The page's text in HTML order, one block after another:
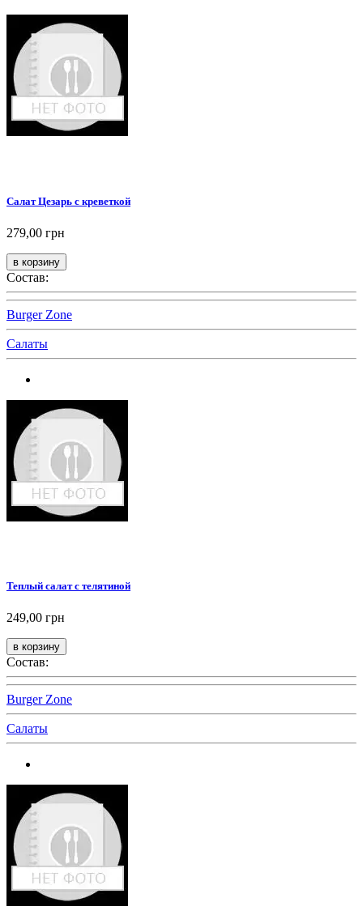
Салат Цезарь с креветкой
279,00 грн
Состав:
Burger Zone
Салаты
Теплый салат с телятиной
249,00 грн
Состав:
Burger Zone
Салаты